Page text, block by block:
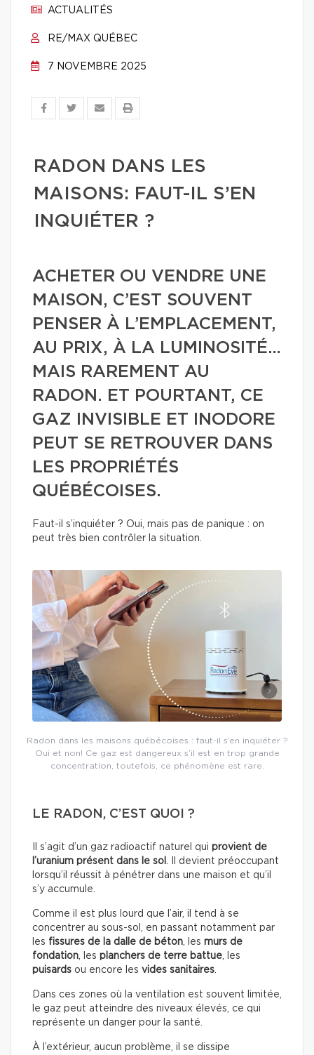
ACTUALITÉS
RE/MAX QUÉBEC
7 NOVEMBRE 2025
RADON DANS LES
MAISONS: FAUT-IL S’EN
INQUIÉTER ?
ACHETER OU VENDRE UNE
MAISON, C’EST SOUVENT
PENSER À L’EMPLACEMENT,
AU PRIX, À LA LUMINOSITÉ…
MAIS RAREMENT AU
RADON. ET POURTANT, CE
GAZ INVISIBLE ET INODORE
PEUT SE RETROUVER DANS
LES PROPRIÉTÉS
QUÉBÉCOISES.
Faut-il s’inquiéter ? Oui, mais pas de panique : on
peut très bien contrôler la situation.
Radon dans les maisons québécoises : faut-il s’en inquiéter ?
Oui et non! Ce gaz est dangereux s’il est en trop grande
concentration, toutefois, ce phénomène est rare.
LE RADON, C’EST QUOI ?
Il s’agit d’un gaz radioactif naturel qui provient de
l’uranium présent dans le sol
. Il devient préoccupant
lorsqu’il réussit à pénétrer dans une maison et qu’il
s’y accumule.
Comme il est plus lourd que l’air, il tend à se
concentrer au sous-sol, en passant notamment par
les fissures de la dalle de béton , les murs de
fondation , les planchers de terre battue , les
puisards ou encore les vides sanitaires
Dans ces zones où la ventilation est souvent limitée,
le gaz peut atteindre des niveaux élevés, ce qui
représente un danger pour la santé.
À l’extérieur, aucun problème, il se dissipe